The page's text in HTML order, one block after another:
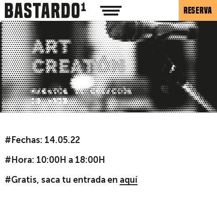
RESERVA
#Fechas: 14.05.22
#Hora: 10:00H a 18:00H
#Gratis, saca tu entrada en aquí